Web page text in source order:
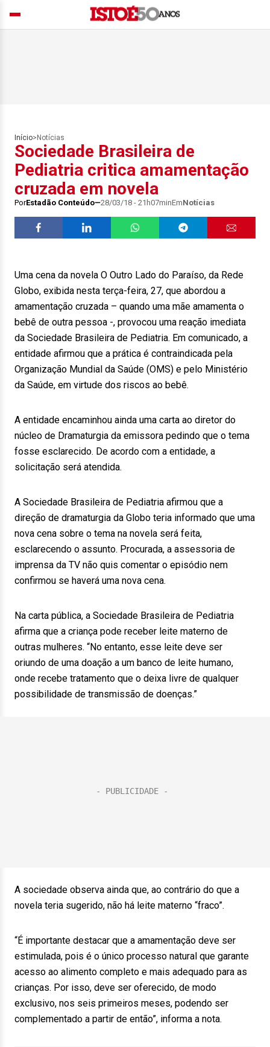
Início> Notícias
Sociedade Brasileira de
Pediatria critica amamentação
cruzada em novela
PorEstadão Conteúdo 28/03/18 - 21h07minEmNotícias
Uma cena da novela O Outro Lado do Paraíso, da Rede
Globo, exibida nesta terça-feira, 27, que abordou a
amamentação cruzada – quando uma mãe amamenta o
bebê de outra pessoa -, provocou uma reação imediata
da Sociedade Brasileira de Pediatria. Em comunicado, a
entidade afirmou que a prática é contraindicada pela
Organização Mundial da Saúde (OMS) e pelo Ministério
da Saúde, em virtude dos riscos ao bebê.
A entidade encaminhou ainda uma carta ao diretor do
núcleo de Dramaturgia da emissora pedindo que o tema
fosse esclarecido. De acordo com a entidade, a
solicitação será atendida.
A Sociedade Brasileira de Pediatria afirmou que a
direção de dramaturgia da Globo teria informado que uma
nova cena sobre o tema na novela será feita,
esclarecendo o assunto. Procurada, a assessoria de
imprensa da TV não quis comentar o episódio nem
confirmou se haverá uma nova cena.
Na carta pública, a Sociedade Brasileira de Pediatria
afirma que a criança pode receber leite materno de
outras mulheres. “No entanto, esse leite deve ser
oriundo de uma doação a um banco de leite humano,
onde recebe tratamento que o deixa livre de qualquer
possibilidade de transmissão de doenças.”
A sociedade observa ainda que, ao contrário do que a
novela teria sugerido, não há leite materno “fraco”.
“É importante destacar que a amamentação deve ser
estimulada, pois é o único processo natural que garante
acesso ao alimento completo e mais adequado para as
crianças. Por isso, deve ser oferecido, de modo
exclusivo, nos seis primeiros meses, podendo ser
complementado a partir de então”, informa a nota.